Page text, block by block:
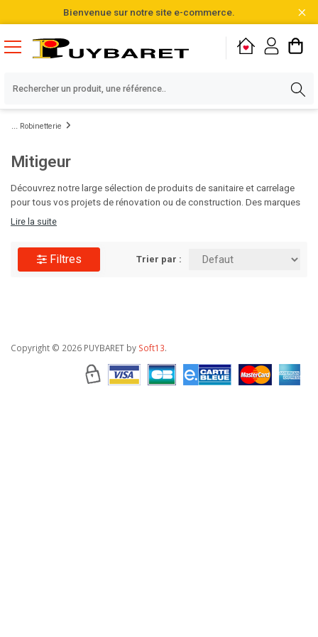
Bienvenue sur notre site e-commerce.
Robinetterie
Mitigeur
Découvrez notre large sélection de produits de sanitaire et carrelage
pour tous vos projets de rénovation ou de construction. Des marques
de qualité, des designs variés et des matériaux durables vous
Lire la suite
Filtres Trier par :
Copyright © 2026 PUYBARET by Soft13.